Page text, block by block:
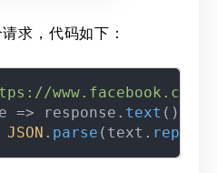
求，代码如下：
=> response. text ())
JSON . parse (text. replace